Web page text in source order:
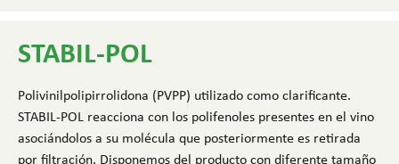
STABIL-POL
Polivinilpolipirrolidona (PVPP) utilizado como clarificante.
STABIL-POL reacciona con los polifenoles presentes en el vino
asociándolos a su molécula que posteriormente es retirada
por filtración. Disponemos del producto con diferente tamaño